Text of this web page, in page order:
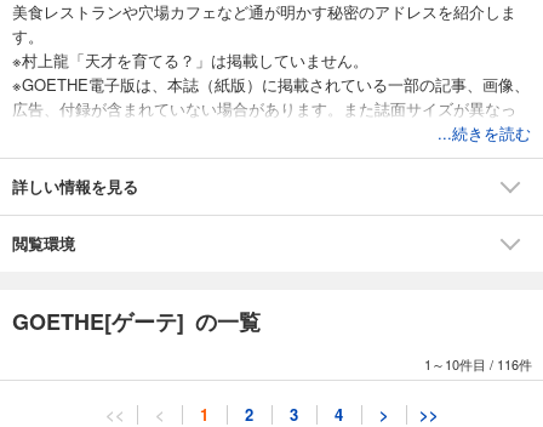
美食レストランや穴場カフェなど通が明かす秘密のアドレスを紹介しま
す。
※村上龍「天才を育てる？」は掲載していません。
※GOETHE電子版は、本誌（紙版）に掲載されている一部の記事、画像、
広告、付録が含まれていない場合があります。また誌面サイズが異なっ
たり、一部の画像が修正されていることや、プレゼント、イベントな
ど、紙版を購入しないと参加ができない場合があります。
...続きを読む
詳しい情報を見る
閲覧環境
GOETHE[ゲーテ] の一覧
1～10件目 / 116件
<< < 1 2 3 4 > >>